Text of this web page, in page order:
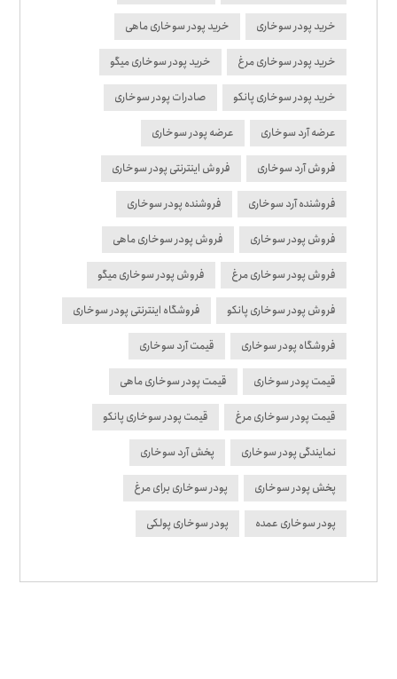
خرید پودر سوخاری خرید پودر سوخاری ماهی
خرید پودر سوخاری مرغ خرید پودر سوخاری میگو
خرید پودر سوخاری پانکو صادرات پودر سوخاری
عرضه آرد سوخاری عرضه پودر سوخاری
فروش آرد سوخاری فروش اینترنتی پودر سوخاری
فروشنده آرد سوخاری فروشنده پودر سوخاری
فروش پودر سوخاری فروش پودر سوخاری ماهی
فروش پودر سوخاری مرغ فروش پودر سوخاری میگو
فروش پودر سوخاری پانکو فروشگاه اینترنتی پودر سوخاری
فروشگاه پودر سوخاری قیمت آرد سوخاری
قیمت پودر سوخاری قیمت پودر سوخاری ماهی
قیمت پودر سوخاری مرغ قیمت پودر سوخاری پانکو
نمایندگی پودر سوخاری پخش آرد سوخاری
پخش پودر سوخاری پودر سوخاری برای مرغ
پودر سوخاری عمده پودر سوخاری پولکی